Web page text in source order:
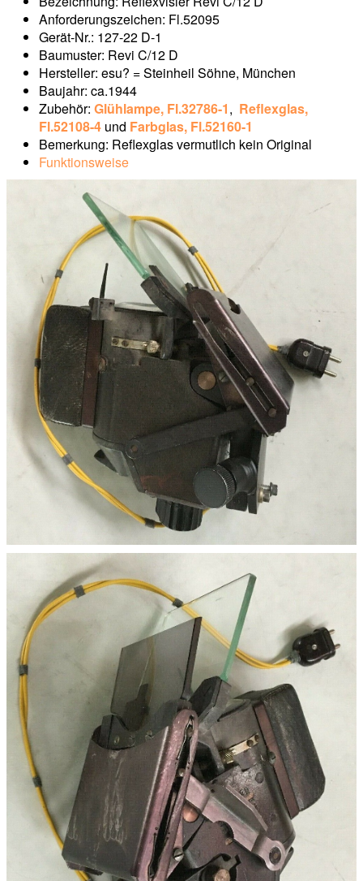
Anforderungszeichen: Fl.52095
Gerät-Nr.: 127-22 D-1
Baumuster: Revi C/12 D
Hersteller: esu? = Steinheil Söhne, München
Baujahr: ca.1944
Zubehör: Glühlampe, Fl.32786-1, Reflexglas,
Fl.52108-4 und Farbglas, Fl.52160-1
Bemerkung: Reflexglas vermutlich kein Original
Funktionsweise